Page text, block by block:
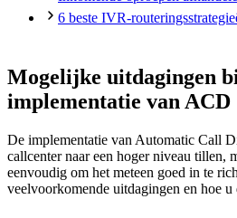
6 beste IVR-
Mogelijke uitdagingen
implementatie van ACD
De implementatie van Automatic Call
callcenter naar een hoger niveau tillen,
eenvoudig om het meteen goed in te
veelvoorkomende uitdagingen en hoe u